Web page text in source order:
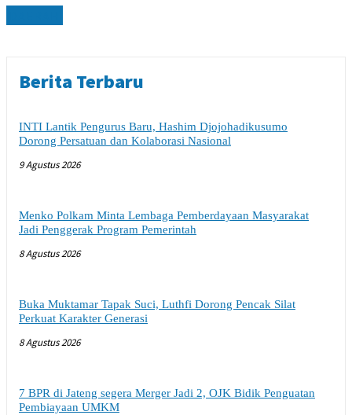
Berita Terbaru
INTI Lantik Pengurus Baru, Hashim Djojohadikusumo
Dorong Persatuan dan Kolaborasi Nasional
9 Agustus 2026
Menko Polkam Minta Lembaga Pemberdayaan Masyarakat
Jadi Penggerak Program Pemerintah
8 Agustus 2026
Buka Muktamar Tapak Suci, Luthfi Dorong Pencak Silat
Perkuat Karakter Generasi
8 Agustus 2026
7 BPR di Jateng segera Merger Jadi 2, OJK Bidik Penguatan
Pembiayaan UMKM